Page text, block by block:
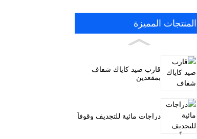
المنتجات المميزة
قارب صيد كاياك شفاف
بمقعدين
دراجات مائية للتجديف وقوفاً